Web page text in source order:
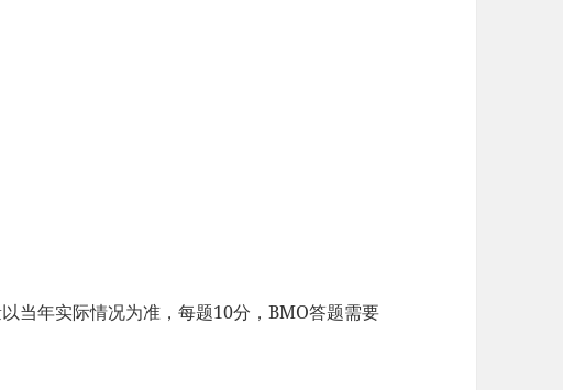
当年实际情况为准，每题10分，BMO答题需要